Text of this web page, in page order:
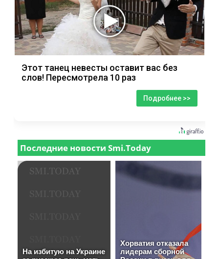
Этот танец невесты оставит вас без
слов! Пересмотрела 10 раз
Подробнее >>